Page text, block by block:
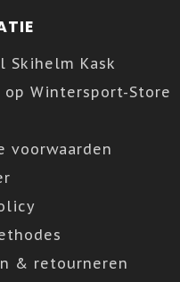
Skihelm Kask
op Wintersport-Store
voorwaarden
& retourneren